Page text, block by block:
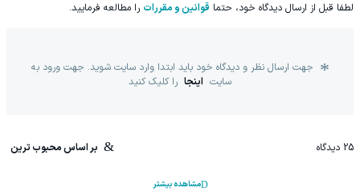
لطفا قبل از ارسال دیدگاه خود، حتما قوانین و مقررات را مطالعه فرمایید.
جهت ارسال نظر و دیدگاه خود باید ابتدا وارد سایت شوید. جهت ورود به
سایت اینجا را کلیک کنید
25 دیدگاه بر اساس محبوب ترین
مشاهده بیشتر